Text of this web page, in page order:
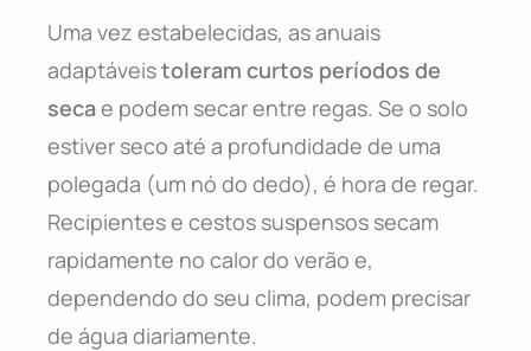
Uma vez estabelecidas, as anuais
adaptáveistoleram curtos períodos de
seca e podem secar entre regas. Se o solo
estiver seco até a profundidade de uma
polegada (um nó do dedo), é hora de regar.
Recipientes e cestos suspensos secam
rapidamente no calor do verão e,
dependendo do seu clima, podem precisar
de água diariamente.